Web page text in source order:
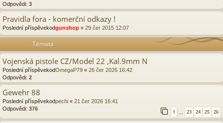
Odpovědi: 3
Pravidla fora - komerční odkazy !
Poslední příspěvekodgunshop « 29 čer 2015 12:07
Témata
Vojenská pistole CZ/Model 22 ,Kal.9mm N
Poslední příspěvekodOmegaP79 « 26 čer 2026 16:42
Odpovědi: 2
Gewehr 88
Poslední příspěvekodpechi « 21 čer 2026 16:41
Odpovědi: 376
1 … 23 24 25 26